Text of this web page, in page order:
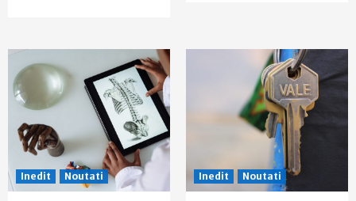
Inedit Noutati Inedit Noutati